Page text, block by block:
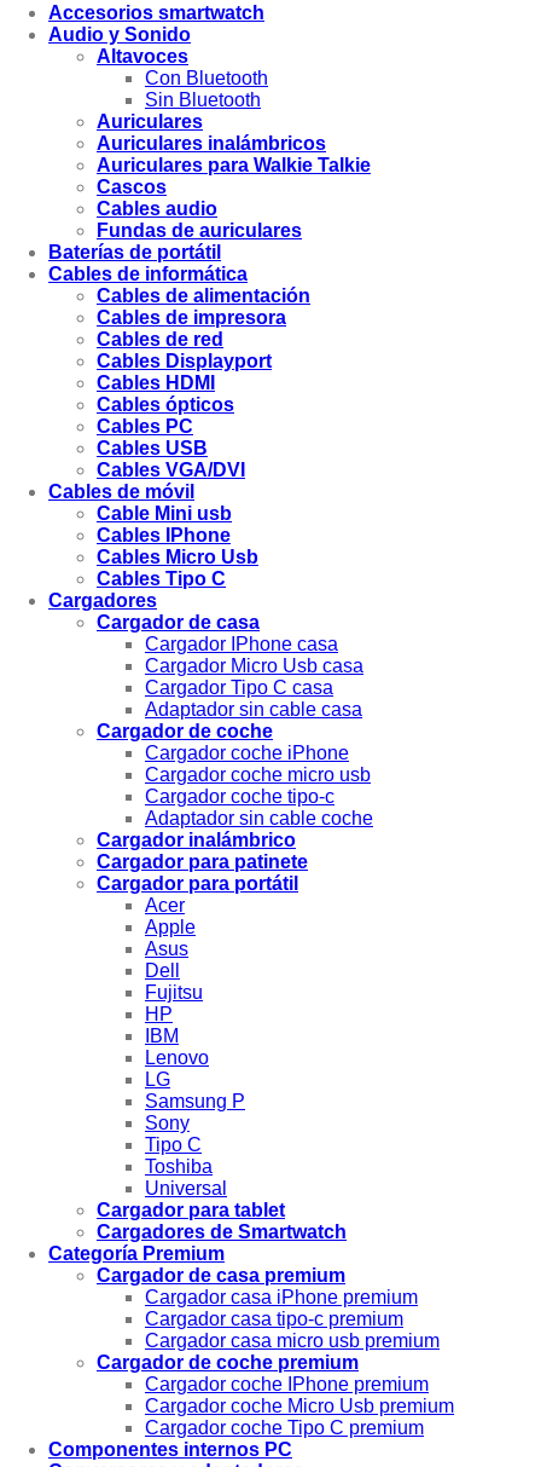
Accesorios smartwatch
Audio y Sonido
Altavoces
Con Bluetooth
Sin Bluetooth
Auriculares
Auriculares inalámbricos
Auriculares para Walkie Talkie
Cascos
Cables audio
Fundas de auriculares
Baterías de portátil
Cables de informática
Cables de alimentación
Cables de impresora
Cables de red
Cables Displayport
Cables HDMI
Cables ópticos
Cables PC
Cables USB
Cables VGA/DVI
Cables de móvil
Cable Mini usb
Cables IPhone
Cables Micro Usb
Cables Tipo C
Cargadores
Cargador de casa
Cargador IPhone casa
Cargador Micro Usb casa
Cargador Tipo C casa
Adaptador sin cable casa
Cargador de coche
Cargador coche iPhone
Cargador coche micro usb
Cargador coche tipo-c
Adaptador sin cable coche
Cargador inalámbrico
Cargador para patinete
Cargador para portátil
Acer
Apple
Asus
Dell
Fujitsu
HP
IBM
Lenovo
LG
Samsung P
Sony
Tipo C
Toshiba
Universal
Cargador para tablet
Cargadores de Smartwatch
Categoría Premium
Cargador de casa premium
Cargador casa iPhone premium
Cargador casa tipo-c premium
Cargador casa micro usb premium
Cargador de coche premium
Cargador coche IPhone premium
Cargador coche Micro Usb premium
Cargador coche Tipo C premium
Componentes internos PC